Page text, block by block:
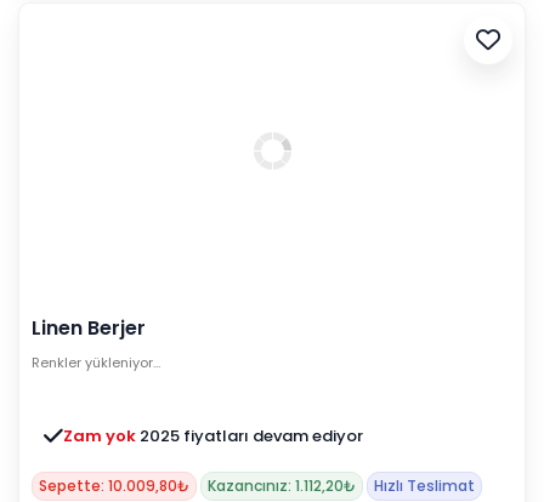
Linen Berjer
Renkler yükleniyor…
Zam yok 2025 fiyatları devam ediyor
Sepette: 10.009,80₺ Kazancınız: 1.112,20₺ Hızlı Teslimat